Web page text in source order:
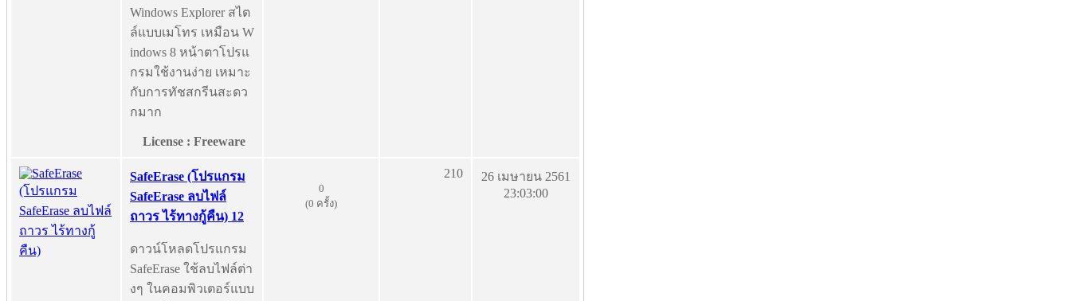
Windows Explorer สไต
ล์แบบเมโทร เหมือน W
indows 8 หน้าตาโปรแ
กรมใช้งานง่าย เหมาะ
กับการทัชสกรีนสะดว
กมาก
License : Freeware
SafeErase (โปรแกรม
SafeErase ลบไฟล์
ถาวร ไร้ทางกู้คืน) 12
ดาวน์โหลดโปรแกรม
SafeErase ใช้ลบไฟล์ต่า
งๆ ในคอมพิวเตอร์แบบ
0
(0 ครั้ง)
210
26 เมษายน 2561
23:03:00